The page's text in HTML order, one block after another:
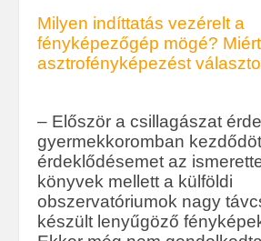
Milyen indíttatás vezérelt a
fényképezőgép mögé?
asztrofényképezést
– Először a csillagászat
gyermekkoromban
érdeklődésemet az
könyvek mellett a külföldi
obszervatóriumok nagy
készült lenyűgöző